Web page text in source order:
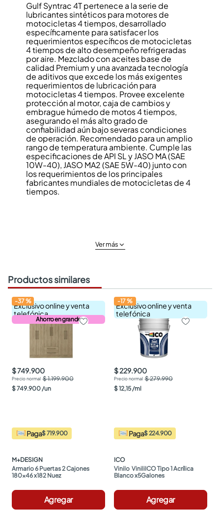
Gulf Syntrac 4T pertenece a la serie de
lubricantes sintéticos para motores de
motocicletas 4 tiempos, desarrollado
específicamente para satisfacer los
requerimientos específicos de motocicletas
4 tiempos de alto desempeño refrigeradas
por aire. Mezclado con aceites base de
calidad Premium y una avanzada tecnología
de aditivos que excede los más exigentes
requerimientos de lubricación para
motocicletas 4 tiempos. Provee excelente
protección al motor, caja de cambios y
embrague húmedo de motos 4 tiempos,
asegurando el más alto grado de
confiabilidad aún bajo severas condiciones
de operación. Recomendado para un amplio
rango de temperatura ambiente. Cumple las
especificaciones de API SL y JASO MA (SAE
10W-40), JASO MA2 (SAE 5W-40) junto con
los requerimientos de los principales
fabricantes mundiales de motocicletas de 4
tiempos.
Ver más
Productos similares
Exclusivo online y venta
telefónica
Ahorro en grande
-37%
$ 749.900
$ 1.199.900
$749.900 /un
Paga$ 719.900
M+DESIGN
Armario 6 Puertas 2 Cajones
180x46 x182 Nuez
Agregar
Exclusivo online y venta
telefónica
-17%
$ 229.900
$ 279.990
$12,15 /ml
Paga$ 224.900
ICO
Vinilo  ViniliICO Tipo 1 Acrílica
Blanco x5Galones
Agregar